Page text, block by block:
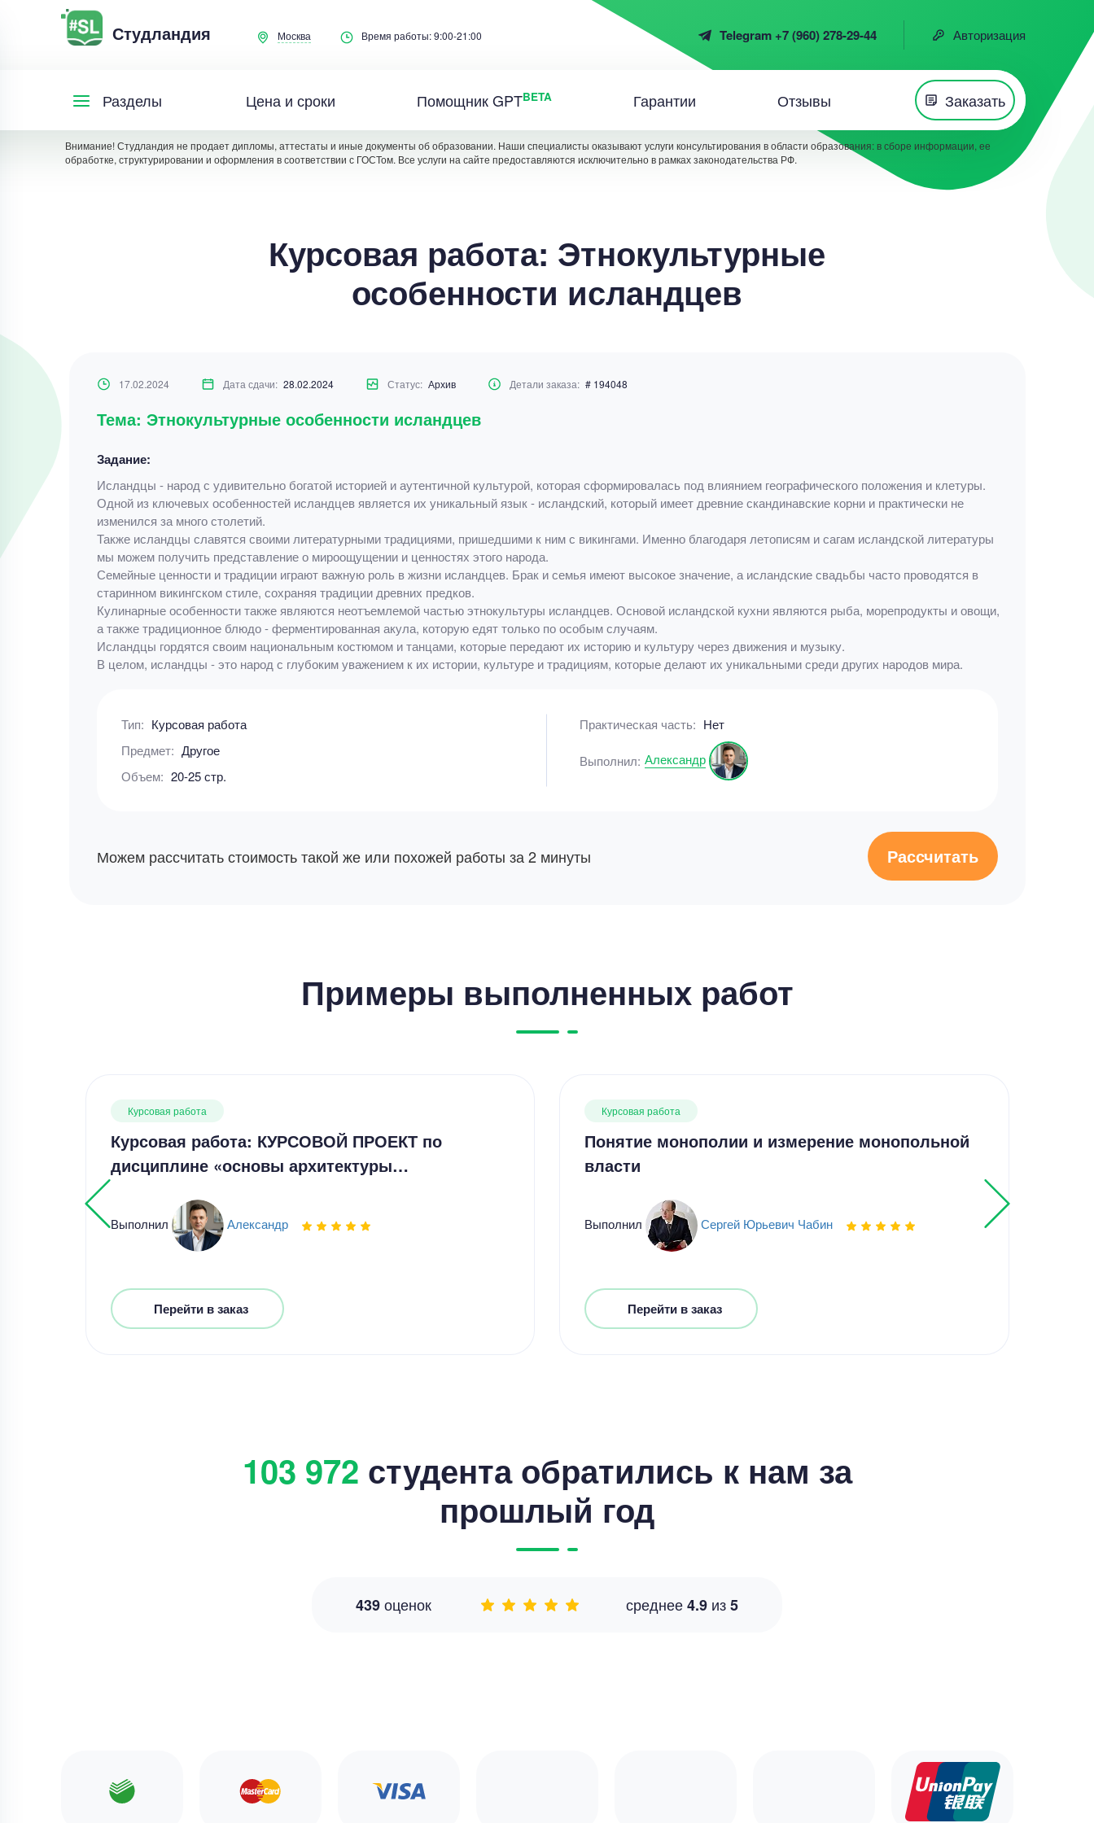
Студландия Москва Время работы: 9:00-21:00 Telegram +7 (960) 278-29-44 Авторизация
Разделы Цена и сроки Помощник GPTBETA Гарантии Отзывы Заказать
Внимание! Студландия не продает дипломы, аттестаты и иные документы об образовании. Наши специалисты оказывают услуги консультирования в области образования: в сборе информации, ее
обработке, структурировании и оформления в соответствии с ГОСТом. Все услуги на сайте предоставляются исключительно в рамках законодательства РФ.
Курсовая работа: Этнокультурные
особенности исландцев
17.02.2024 Дата сдачи: 28.02.2024 Статус: Архив Детали заказа: # 194048
Тема: Этнокультурные особенности исландцев
Задание:
Исландцы - народ с удивительно богатой историей и аутентичной культурой, которая сформировалась под влиянием географического положения и клетуры.
Одной из ключевых особенностей исландцев является их уникальный язык - исландский, который имеет древние скандинавские корни и практически не
изменился за много столетий.
Также исландцы славятся своими литературными традициями, пришедшими к ним с викингами. Именно благодаря летописям и сагам исландской литературы
мы можем получить представление о мироощущении и ценностях этого народа.
Семейные ценности и традиции играют важную роль в жизни исландцев. Брак и семья имеют высокое значение, а исландские свадьбы часто проводятся в
старинном викингском стиле, сохраняя традиции древних предков.
Кулинарные особенности также являются неотъемлемой частью этнокультуры исландцев. Основой исландской кухни являются рыба, морепродукты и овощи,
а также традиционное блюдо - ферментированная акула, которую едят только по особым случаям.
Исландцы гордятся своим национальным костюмом и танцами, которые передают их историю и культуру через движения и музыку.
В целом, исландцы - это народ с глубоким уважением к их истории, культуре и традициям, которые делают их уникальными среди других народов мира.
Тип: Курсовая работа
Предмет: Другое
Объем: 20-25 стр.
Практическая часть: Нет
Выполнил: Александр
Можем рассчитать стоимость такой же или похожей работы за 2 минуты Рассчитать
Примеры выполненных работ
Курсовая работа
Курсовая работа: КУРСОВОЙ ПРОЕКТ по
дисциплине «основы архитектуры…
Выполнил Александр
Перейти в заказ
Курсовая работа
Понятие монополии и измерение монопольной
власти
Выполнил Сергей Юрьевич Чабин
Перейти в заказ
103 972 студента обратились к нам за
прошлый год
439оценок среднее4.9 из5